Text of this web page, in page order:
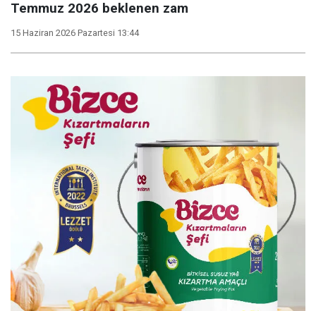
Temmuz 2026 beklenen zam
15 Haziran 2026 Pazartesi 13:44